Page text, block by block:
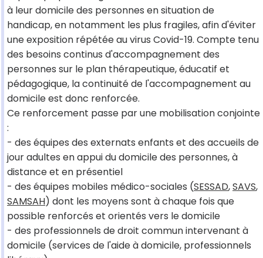
à leur domicile des personnes en situation de
handicap, en notamment les plus fragiles, afin d'éviter
une exposition répétée au virus Covid-19. Compte tenu
des besoins continus d'accompagnement des
personnes sur le plan thérapeutique, éducatif et
pédagogique, la continuité de l'accompagnement au
domicile est donc renforcée.
Ce renforcement passe par une mobilisation conjointe
:
- des équipes des externats enfants et des accueils de
jour adultes en appui du domicile des personnes, à
distance et en présentiel
- des équipes mobiles médico-sociales (SESSAD,SAVS,
SAMSAH) dont les moyens sont à chaque fois que
possible renforcés et orientés vers le domicile
- des professionnels de droit commun intervenant à
domicile (services de l'aide à domicile, professionnels